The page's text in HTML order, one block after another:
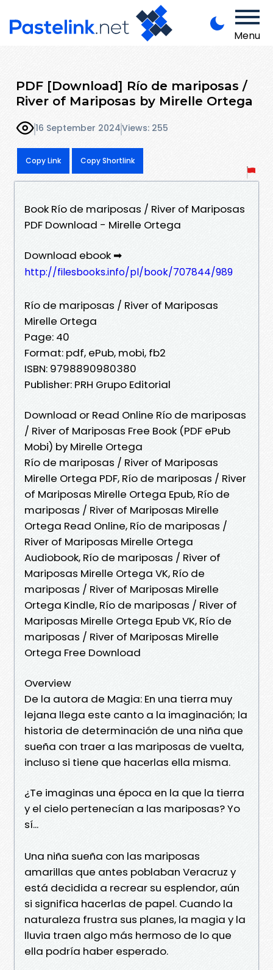
Menu
PDF [Download] Río de mariposas /
River of Mariposas by Mirelle Ortega
16 September 2024Views: 255
Copy Link Copy Shortlink
Book Río de mariposas / River of Mariposas
PDF Download - Mirelle Ortega
Download ebook ➡
http://filesbooks.info/pl/book/707844/989
Río de mariposas / River of Mariposas
Mirelle Ortega
Page: 40
Format: pdf, ePub, mobi, fb2
ISBN: 9798890980380
Publisher: PRH Grupo Editorial
Download or Read Online Río de mariposas
/ River of Mariposas Free Book (PDF ePub
Mobi) by Mirelle Ortega
Río de mariposas / River of Mariposas
Mirelle Ortega PDF, Río de mariposas / River
of Mariposas Mirelle Ortega Epub, Río de
mariposas / River of Mariposas Mirelle
Ortega Read Online, Río de mariposas /
River of Mariposas Mirelle Ortega
Audiobook, Río de mariposas / River of
Mariposas Mirelle Ortega VK, Río de
mariposas / River of Mariposas Mirelle
Ortega Kindle, Río de mariposas / River of
Mariposas Mirelle Ortega Epub VK, Río de
mariposas / River of Mariposas Mirelle
Ortega Free Download
Overview
De la autora de Magia: En una tierra muy
lejana llega este canto a la imaginación; la
historia de determinación de una niña que
sueña con traer a las mariposas de vuelta,
incluso si tiene que hacerlas ella misma.
¿Te imaginas una época en la que la tierra
y el cielo pertenecían a las mariposas? Yo
sí...
Una niña sueña con las mariposas
amarillas que antes poblaban Veracruz y
está decidida a recrear su esplendor, aún
si significa hacerlas de papel. Cuando la
naturaleza frustra sus planes, la magia y la
lluvia traen algo más hermoso de lo que
ella podría haber esperado.